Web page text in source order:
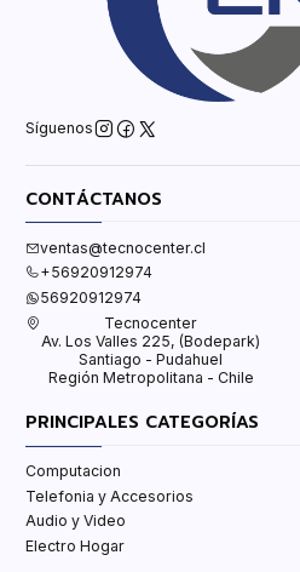
Síguenos
CONTÁCTANOS
ventas@tecnocenter.cl
+56920912974
56920912974
Tecnocenter
Av. Los Valles 225, (Bodepark)
Santiago - Pudahuel
Región Metropolitana - Chile
PRINCIPALES CATEGORÍAS
Computacion
Telefonia y Accesorios
Audio y Video
Electro Hogar